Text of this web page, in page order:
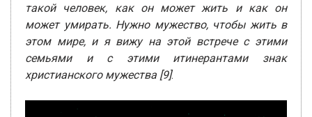
такой человек, как он может жить и как он
может умирать. Нужно мужество, чтобы жить в
этом мире, и я вижу на этой встрече с этими
семьями и с этими итинерантами знак
христианского мужества [9].